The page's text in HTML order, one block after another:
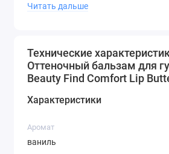
восстанавливает сухие губы, делая
здоровыми на вид. Не оставляет
липкого ощущения, благодаря
кислоты и маслу ши. Они создают
ухоженными.
Читать дальше
Технические
Оттеночный бальзам для
Beauty Find Comfort Lip
Характеристики
Аромат
ваниль